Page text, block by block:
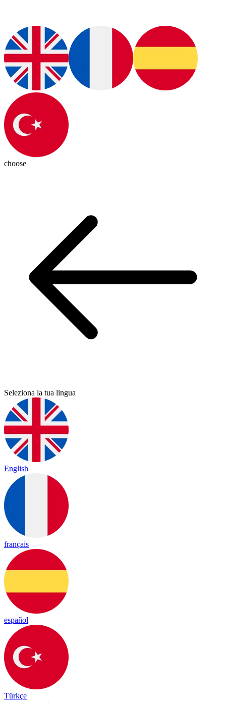
choose
Seleziona la tua lingua
English
français
español
Türkçe